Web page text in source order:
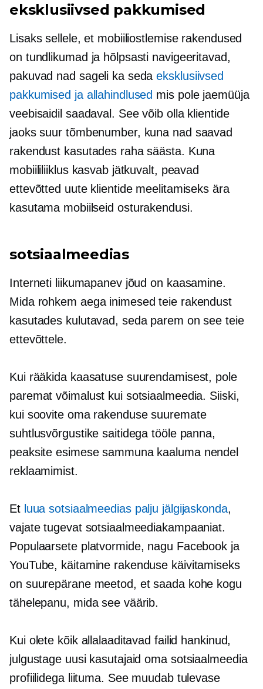
eksklusiivsed pakkumised
Lisaks sellele, et mobiiliostlemise rakendused
on tundlikumad ja hõlpsasti navigeeritavad,
pakuvad nad sageli ka sedaeksklusiivsed
pakkumised ja allahindlused mis pole jaemüüja
veebisaidil saadaval. See võib olla klientide
jaoks suur tõmbenumber, kuna nad saavad
rakendust kasutades raha säästa. Kuna
mobiililiiklus kasvab jätkuvalt, peavad
ettevõtted uute klientide meelitamiseks ära
kasutama mobiilseid osturakendusi.
sotsiaalmeedias
Interneti liikumapanev jõud on kaasamine.
Mida rohkem aega inimesed teie rakendust
kasutades kulutavad, seda parem on see teie
ettevõttele.
Kui rääkida kaasatuse suurendamisest, pole
paremat võimalust kui sotsiaalmeedia. Siiski,
kui soovite oma rakenduse suuremate
suhtlusvõrgustike saitidega tööle panna,
peaksite esimese sammuna kaaluma nendel
reklaamimist.
Et luua sotsiaalmeedias palju jälgijaskonda,
vajate tugevat sotsiaalmeediakampaaniat.
Populaarsete platvormide, nagu Facebook ja
YouTube, käitamine rakenduse käivitamiseks
on suurepärane meetod, et saada kohe kogu
tähelepanu, mida see väärib.
Kui olete kõik allalaaditavad failid hankinud,
julgustage uusi kasutajaid oma sotsiaalmeedia
profiilidega liituma. See muudab tulevase